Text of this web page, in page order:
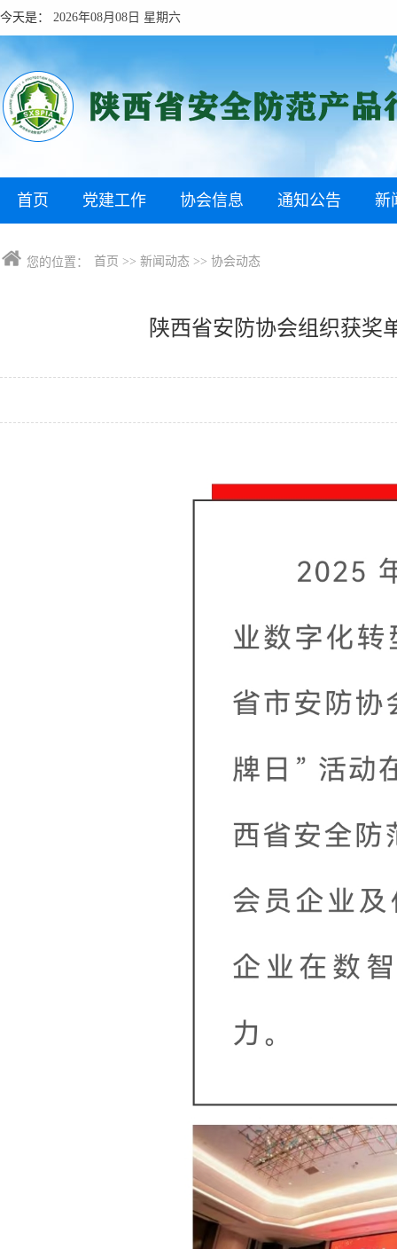
今天是： 2026年08月08日 星期六
首页 党建工作 协会信息 通知公告 新
您的位置： 首页 >> 新闻动态 >> 协会动态
陕西省安防协会组织获奖